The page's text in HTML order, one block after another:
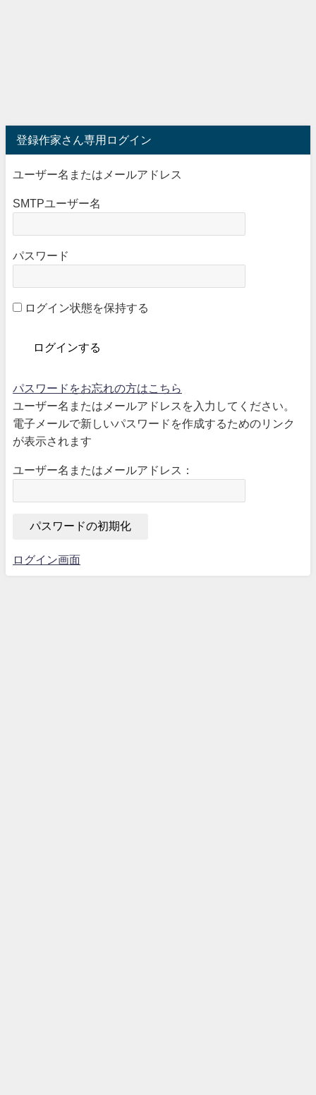
登録作家さん専用ログイン
ユーザー名またはメールアドレス
SMTPユーザー名
パスワード
ログイン状態を保持する
パスワードをお忘れの方はこちら
ユーザー名またはメールアドレスを入力してください。
電子メールで新しいパスワードを作成するためのリンク
が表示されます
ユーザー名またはメールアドレス：
ログイン画面